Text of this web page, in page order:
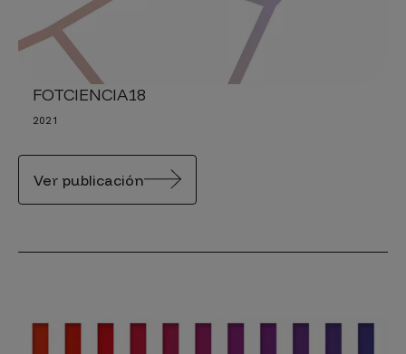
FOTCIENCIA18
2021
Ver publicación